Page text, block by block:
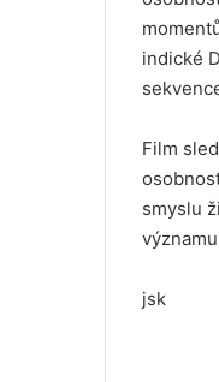
indické
Film
smyslu
jsk